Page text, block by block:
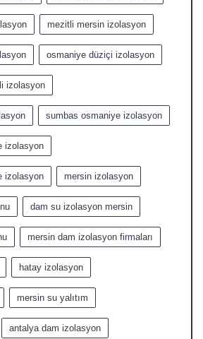
mezitli mersin izolasyon
osmaniye düziçi izolasyon
izolasyon
sumbas osmaniye izolasyon
izolasyon
izolasyon mersin izolasyon
dam su izolasyon mersin
mersin dam izolasyon firmaları
hatay izolasyon
mersin su yalıtım
antalya dam izolasyon